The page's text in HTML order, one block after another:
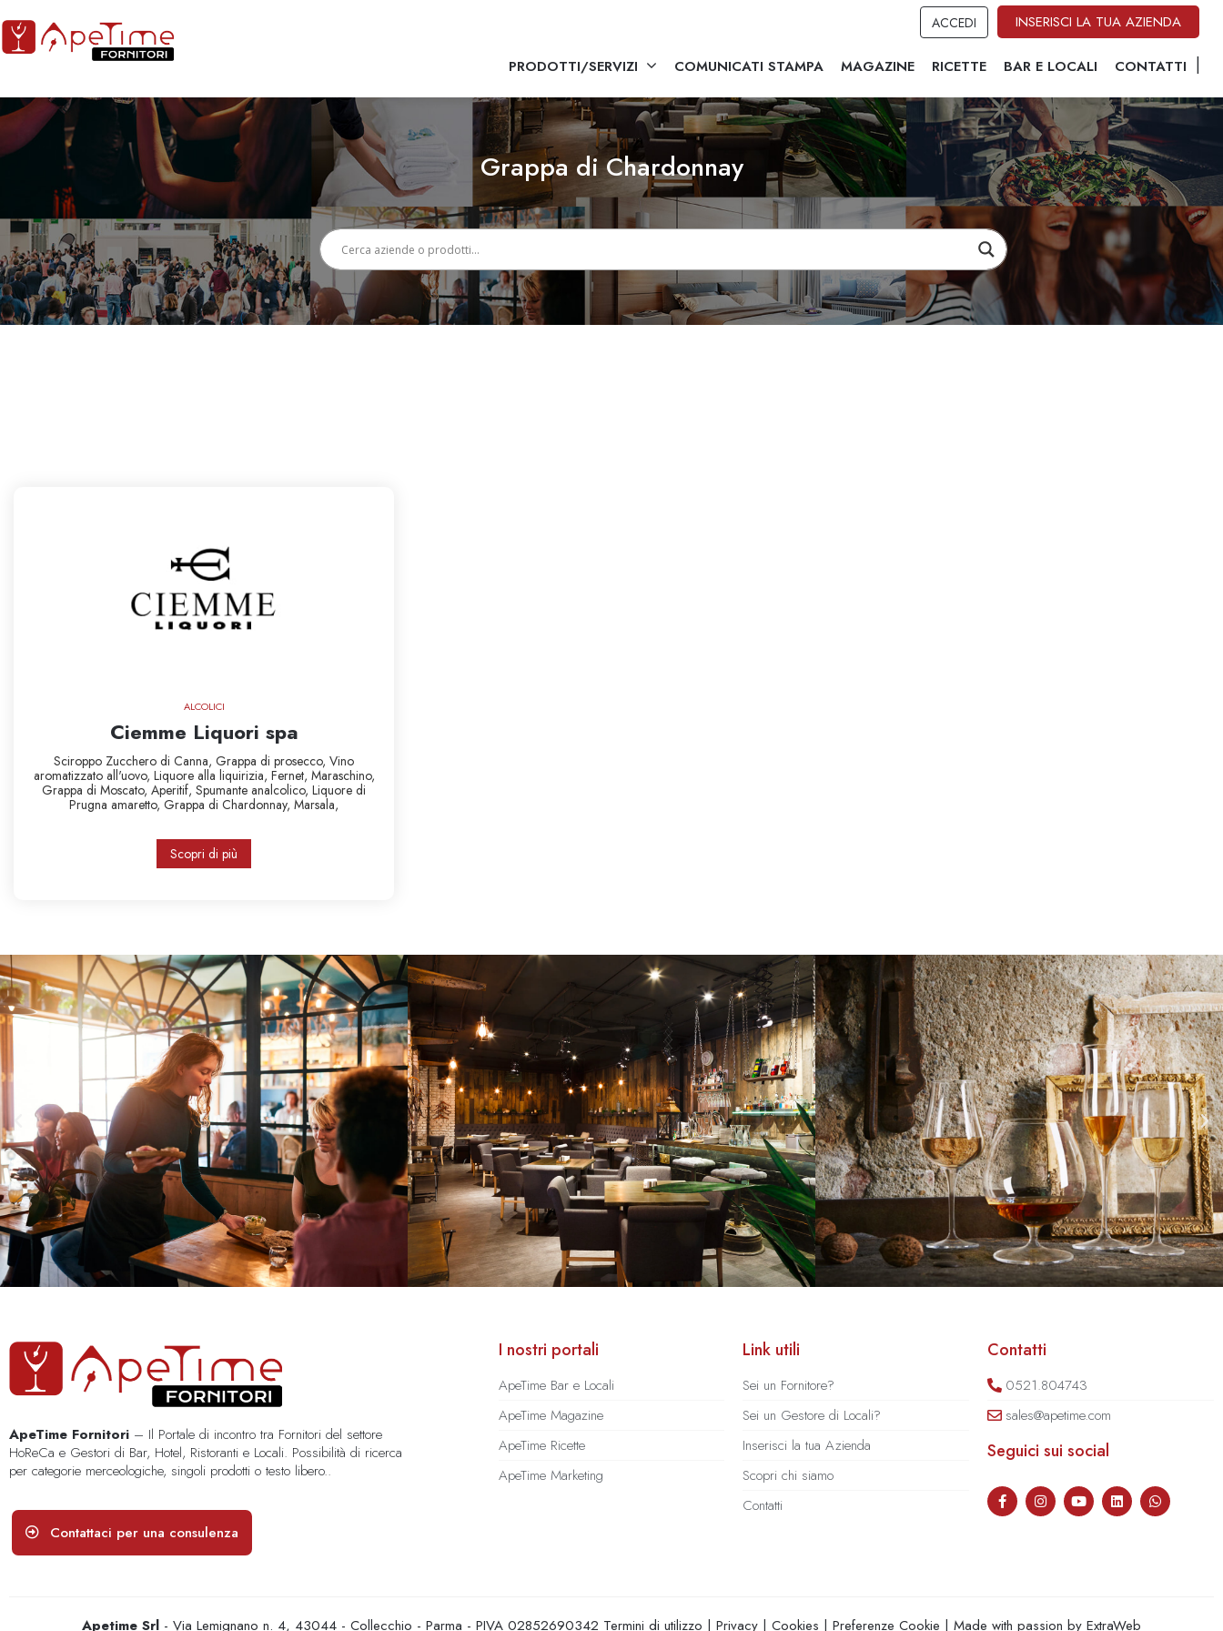
ACCEDI INSERISCI LA TUA AZIENDA
PRODOTTI/SERVIZI COMUNICATI STAMPA MAGAZINE RICETTE BAR E LOCALI CONTATTI
Grappa di Chardonnay
ALCOLICI
Ciemme Liquori spa
Sciroppo Zucchero di Canna, Grappa di prosecco, Vino
aromatizzato all'uovo, Liquore alla liquirizia, Fernet, Maraschino,
Grappa di Moscato, Aperitif, Spumante analcolico, Liquore di
Prugna amaretto, Grappa di Chardonnay, Marsala,
Scopri di più
ApeTime Fornitori – Il Portale di incontro tra Fornitori del settore
HoReCa e Gestori di Bar, Hotel, Ristoranti e Locali. Possibilità di ricerca
per categorie merceologiche, singoli prodotti o testo libero..
Contattaci per una consulenza
I nostri portali
ApeTime Bar e Locali
ApeTime Magazine
ApeTime Ricette
ApeTime Marketing
Link utili
Sei un Fornitore?
Sei un Gestore di Locali?
Inserisci la tua Azienda
Scopri chi siamo
Contatti
Contatti
0521.804743
sales@apetime.com
Seguici sui social
Apetime Srl - Via Lemignano n. 4, 43044 - Collecchio - Parma - PIVA 02852690342 Termini di utilizzo | Privacy | Cookies | Preferenze Cookie | Made with passion by ExtraWeb